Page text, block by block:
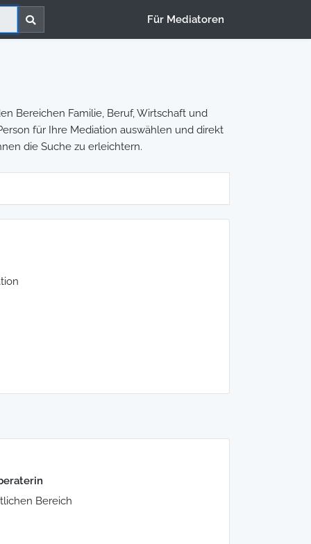
Für Mediatoren
Bereichen Familie, Beruf, Wirtschaft und
für Ihre Mediation auswählen und direkt
die Suche zu erleichtern.
Bereich